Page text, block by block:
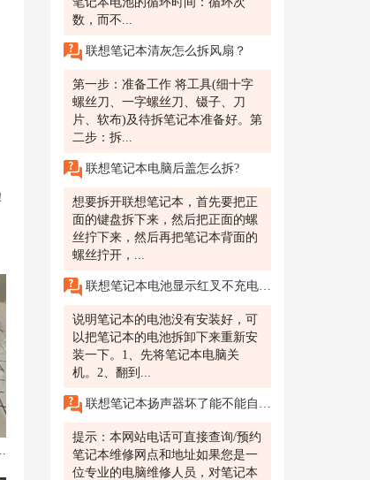
数，而不...
联想笔记本清灰怎么拆风扇？
第一步：准备工作 将工具(细十字
螺丝刀、一字螺丝刀、镊子、刀
片、软布)及待拆笔记本准备好。第
二步：拆...
联想笔记本电脑后盖怎么拆?
想要拆开联想笔记本，首先要把正
面的键盘拆下来，然后把正面的螺
丝拧下来，然后再把笔记本背面的
螺丝拧开，...
联想笔记本电池显示红叉不充电怎么办?
说明笔记本的电池没有安装好，可
以把笔记本的电池拆卸下来重新安
装一下。1、先将笔记本电脑关
机。2、翻到...
联想笔记本扬声器坏了能不能自己修?
提示：本网站电话可直接查询/预约
笔记本维修网点和地址如果您是一
位专业的电脑维修人员，对笔记本